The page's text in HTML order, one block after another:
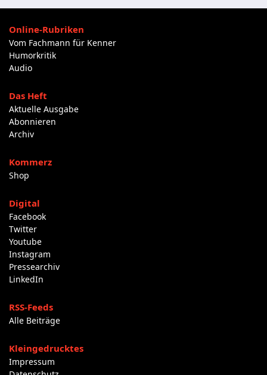
Online-Rubriken
Vom Fachmann für Kenner
Humorkritik
Audio
Das Heft
Aktuelle Ausgabe
Abonnieren
Archiv
Kommerz
Shop
Digital
Facebook
Twitter
Youtube
Instagram
Pressearchiv
LinkedIn
RSS-Feeds
Alle Beiträge
Kleingedrucktes
Impressum